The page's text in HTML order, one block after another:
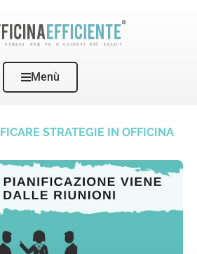
Menù
Posts tagged with "come pianificare
STRATEGIE IN OFFICINA